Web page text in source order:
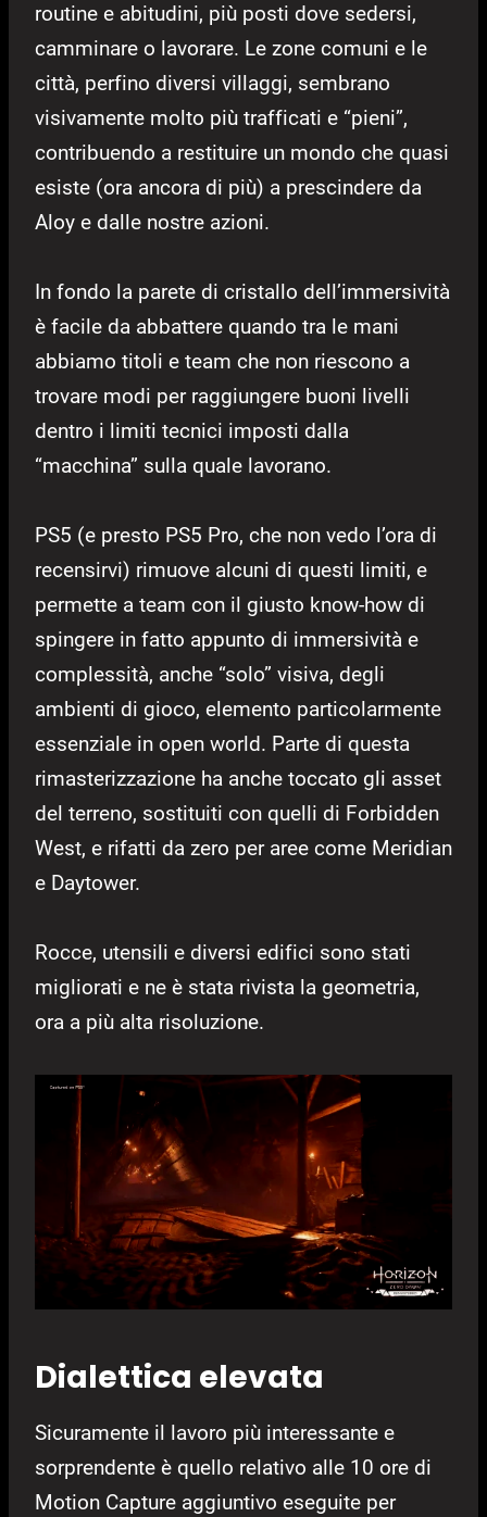
routine e abitudini, più posti dove sedersi,
camminare o lavorare. Le zone comuni e le
città, perfino diversi villaggi, sembrano
visivamente molto più trafficati e “pieni”,
contribuendo a restituire un mondo che quasi
esiste (ora ancora di più) a prescindere da
Aloy e dalle nostre azioni.
In fondo la parete di cristallo dell’immersività
è facile da abbattere quando tra le mani
abbiamo titoli e team che non riescono a
trovare modi per raggiungere buoni livelli
dentro i limiti tecnici imposti dalla
“macchina” sulla quale lavorano.
PS5 (e presto PS5 Pro, che non vedo l’ora di
recensirvi) rimuove alcuni di questi limiti, e
permette a team con il giusto know-how di
spingere in fatto appunto di immersività e
complessità, anche “solo” visiva, degli
ambienti di gioco, elemento particolarmente
essenziale in open world. Parte di questa
rimasterizzazione ha anche toccato gli asset
del terreno, sostituiti con quelli di Forbidden
West, e rifatti da zero per aree come Meridian
e Daytower.
Rocce, utensili e diversi edifici sono stati
migliorati e ne è stata rivista la geometria,
ora a più alta risoluzione.
Dialettica elevata
Sicuramente il lavoro più interessante e
sorprendente è quello relativo alle 10 ore di
Motion Capture aggiuntivo eseguite per